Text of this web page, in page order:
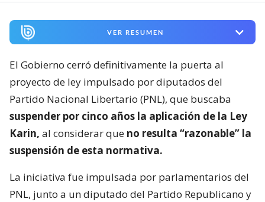
VER RESUMEN
El Gobierno cerró definitivamente la puerta al
proyecto de ley impulsado por diputados del
Partido Nacional Libertario (PNL), que buscaba
suspender por cinco años la aplicación de la Ley
Karin, al considerar que no resulta “razonable” la
suspensión de esta normativa.
La iniciativa fue impulsada por parlamentarios del
PNL, junto a un diputado del Partido Republicano y